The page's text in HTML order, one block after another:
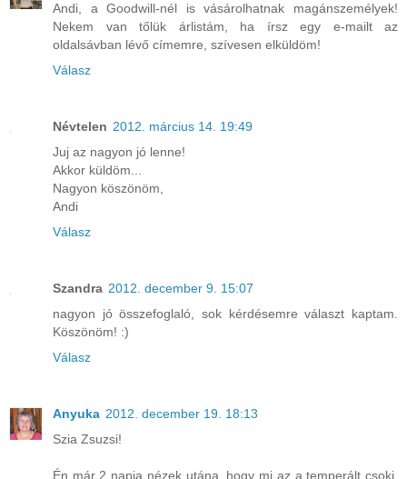
Andi, a Goodwill-nél is vásárolhatnak magánszemélyek!
Nekem van tőlük árlistám, ha írsz egy e-mailt az
oldalsávban lévő címemre, szívesen elküldöm!
Válasz
Névtelen 2012. március 14. 19:49
Juj az nagyon jó lenne!
Akkor küldöm...
Nagyon köszönöm,
Andi
Válasz
Szandra 2012. december 9. 15:07
nagyon jó összefoglaló, sok kérdésemre választ kaptam.
Köszönöm! :)
Válasz
Anyuka 2012. december 19. 18:13
Szia Zsuzsi!
Én már 2 napja nézek utána, hogy mi az a temperált csoki,